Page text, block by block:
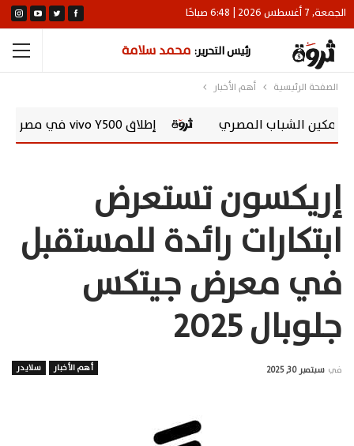
الجمعة, 7 أغسطس 2026 | 6:48 صباحًا
رئيس التحرير: محمد سلامة
الصفحة الرئيسية أهم الأخبار
إطلاق vivo Y500 في مصر.. بطارية 8100 مللي أمبير وشاشة AMOLED 120 هرتز
إريكسون تستعرض
ابتكارات رائدة للمستقبل
في معرض جيتكس
جلوبال 2025
أهم الأخبار سلايدر في سبتمبر 30, 2025